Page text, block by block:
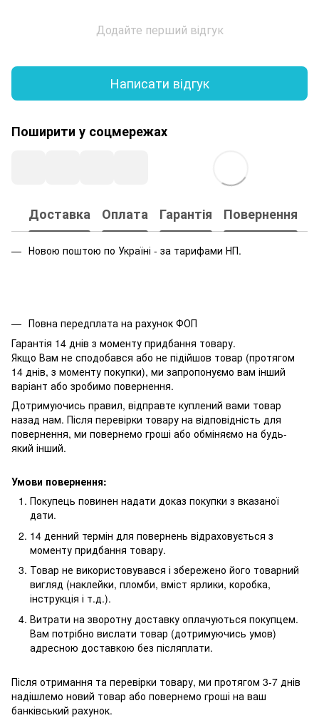
Додайте перший відгук
Написати відгук
Поширити у соцмережах
Доставка Оплата Гарантія Повернення
Новою поштою по Україні - за тарифами НП.
Повна передплата на рахунок ФОП
Гарантія 14 днів з моменту придбання товару.
Якщо Вам не сподобався або не підійшов товар (протягом
14 днів, з моменту покупки), ми запропонуємо вам інший
варіант або зробимо повернення.
Дотримуючись правил, відправте куплений вами товар
назад нам. Після перевірки товару на відповідність для
повернення, ми повернемо гроші або обміняємо на будь-
який інший.
Умови повернення:
Покупець повинен надати доказ покупки з вказаної
дати.
14 денний термін для повернень відраховується з
моменту придбання товару.
Товар не використовувався і збережено його товарний
вигляд (наклейки, пломби, вміст ярлики, коробка,
інструкція і т.д.).
Витрати на зворотну доставку оплачуються покупцем.
Вам потрібно вислати товар (дотримуючись умов)
адресною доставкою без післяплати.
Після отримання та перевірки товару, ми протягом 3-7 днів
надішлемо новий товар або повернемо гроші на ваш
банківський рахунок.